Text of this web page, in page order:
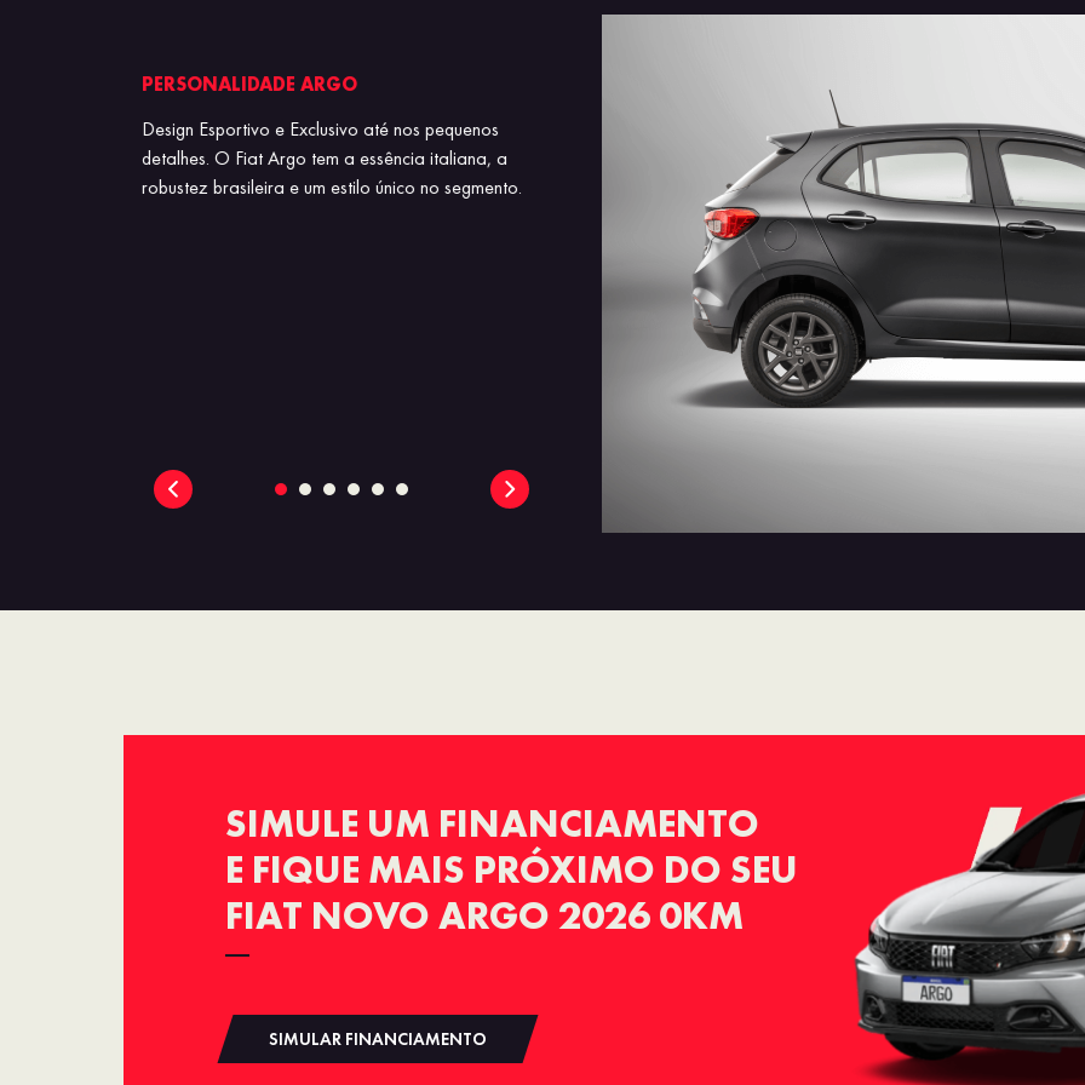
PERSONALIDADE ARGO
Design Esportivo e Exclusivo até nos pequenos
detalhes. O Fiat Argo tem a essência italiana, a
robustez brasileira e um estilo único no segmento.
ANDROID AUTO E APPLE CARPLAY SEM FIO
Central de multimídia de 7'' com conexão sem fio,
para você dirigir sempre conectado com o que mais
Tag Sem
exclusivos
SIMULE UM FINANCIAMENTO
E FIQUE MAIS PRÓXIMO DO SEU
FIAT NOVO ARGO 2026 0KM
SIMULAR FINANCIAMENTO